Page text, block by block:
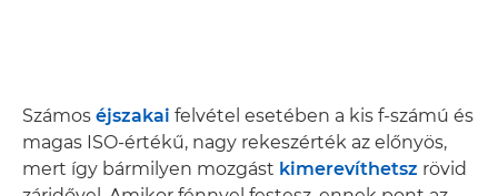
Számos éjszakai felvétel esetében a kis f-számú és
magas ISO-értékű, nagy rekeszérték az előnyös,
mert így bármilyen mozgást kimerevíthetsz rövid